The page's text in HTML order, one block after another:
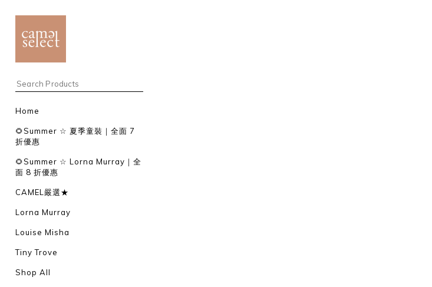
Home
🌻Summer ☆ 夏季童裝｜全面 7
折優惠
🌻Summer ☆ Lorna Murray｜全
面 8 折優惠
CAMEL嚴選★
Lorna Murray
Louise Misha
Tiny Trove
Shop All